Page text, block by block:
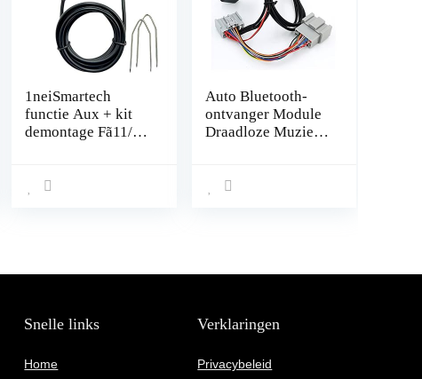
1neiSmartech
functie Aux + kit
demontage Fã11/10
Fiat 500Â Grande
demontage radio
Auto Bluetooth-
ontvanger Module
Draadloze Muziek
60 70 80 90 C S V
Snelle links
Home
Verklaringen
Privacybeleid